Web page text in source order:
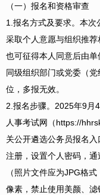
（一）报名和资格审查
1.报名方式及要求。 本次
采取个人意愿与组织推荐
也可征得本人同意后由
同级组织部门或党委（
位，多报无效。
2.报名步骤。 2025年9月
人事考试网（https://
关公开遴选公务员报名
注册，设置个人密码，
（照片文件应为JPG格
像素，禁止使用美颜、滤